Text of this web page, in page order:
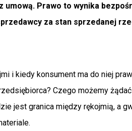
umową. Prawo to wynika
za stan sprzedanej
i kiedy konsument ma do niej
Czego możemy
jest granica między rękojmią, a